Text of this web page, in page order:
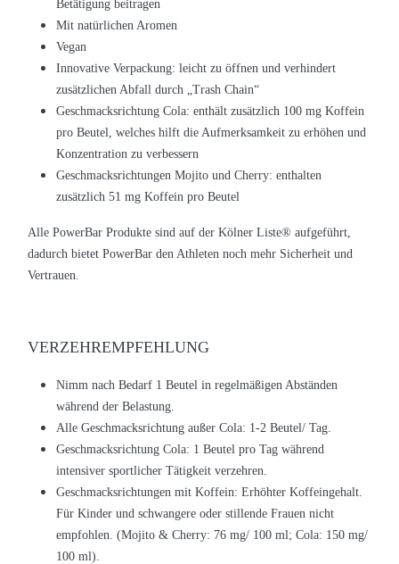
Betätigung beitragen
Mit natürlichen Aromen
Vegan
Innovative Verpackung: leicht zu öffnen und verhindert
zusätzlichen Abfall durch „Trash Chain“
Geschmacksrichtung Cola: enthält zusätzlich 100 mg Koffein
pro Beutel, welches hilft die Aufmerksamkeit zu erhöhen und
Konzentration zu verbessern
Geschmacksrichtungen Mojito und Cherry: enthalten
zusätzlich 51 mg Koffein pro Beutel
Alle PowerBar Produkte sind auf der Kölner Liste® aufgeführt,
dadurch bietet PowerBar den Athleten noch mehr Sicherheit und
Vertrauen.
VERZEHREMPFEHLUNG
Nimm nach Bedarf 1 Beutel in regelmäßigen Abständen
während der Belastung.
Alle Geschmacksrichtung außer Cola: 1-2 Beutel/ Tag.
Geschmacksrichtung Cola: 1 Beutel pro Tag während
intensiver sportlicher Tätigkeit verzehren.
Geschmacksrichtungen mit Koffein: Erhöhter Koffeingehalt.
Für Kinder und schwangere oder stillende Frauen nicht
empfohlen. (Mojito & Cherry: 76 mg/ 100 ml; Cola: 150 mg/
100 ml).